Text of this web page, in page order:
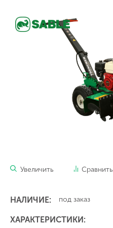
Увеличить Сравнить
НАЛИЧИЕ: под заказ
ХАРАКТЕРИСТИКИ: